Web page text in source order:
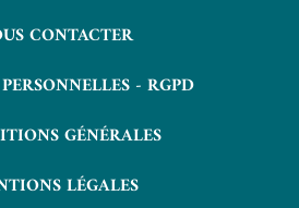
CONTACTER
- RGPD
GÉNÉRALES
LÉGALES